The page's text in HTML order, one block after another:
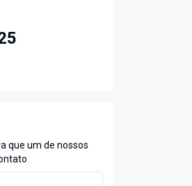
que um de nossos